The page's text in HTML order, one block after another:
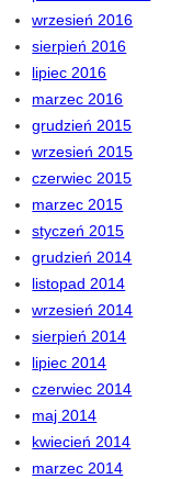
wrzesień 2016
sierpień 2016
lipiec 2016
marzec 2016
grudzień 2015
wrzesień 2015
czerwiec 2015
marzec 2015
styczeń 2015
grudzień 2014
listopad 2014
wrzesień 2014
sierpień 2014
lipiec 2014
czerwiec 2014
maj 2014
kwiecień 2014
marzec 2014